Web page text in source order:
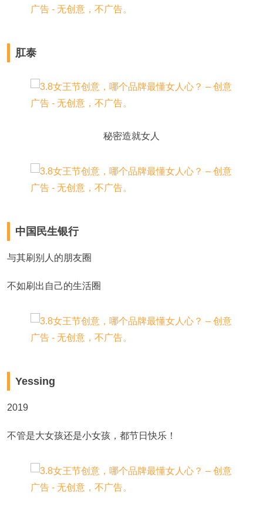
肛泰
秘密造就女人
中国民生银行
与其刷别人的朋友圈
不如刷出自己的生活圈
Yessing
2019
不管是大女孩还是小女孩，都节日快乐！